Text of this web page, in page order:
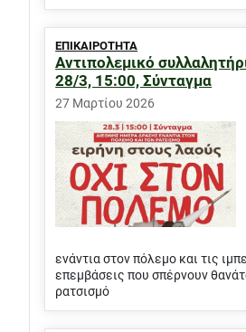
ΕΠΙΚΑΙΡΟΤΗΤΑ
Αντιπολεμικό
28/3, 15:00, Σύνταγμα
27 Μαρτίου 2026
ενάντια στον πόλεμο και τις
επεμβάσεις που σπέρνουν
ρατσισμό